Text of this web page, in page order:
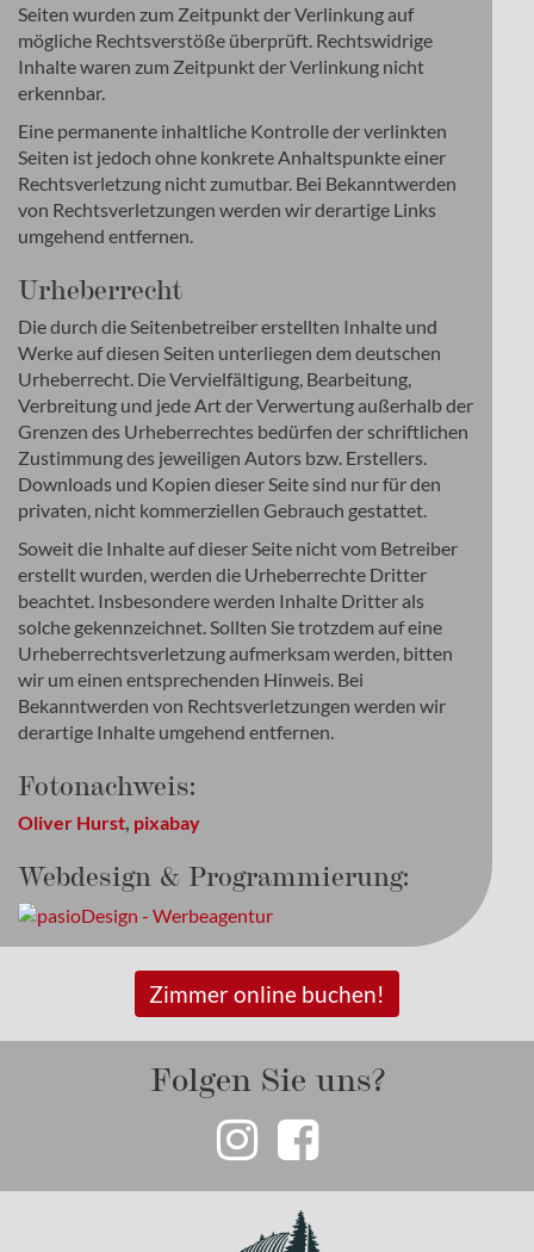
Seiten wurden zum Zeitpunkt der Verlinkung auf
mögliche Rechtsverstöße überprüft. Rechtswidrige
Inhalte waren zum Zeitpunkt der Verlinkung nicht
erkennbar.
Eine permanente inhaltliche Kontrolle der verlinkten
Seiten ist jedoch ohne konkrete Anhaltspunkte einer
Rechtsverletzung nicht zumutbar. Bei Bekanntwerden
von Rechtsverletzungen werden wir derartige Links
umgehend entfernen.
Urheberrecht
Die durch die Seitenbetreiber erstellten Inhalte und
Werke auf diesen Seiten unterliegen dem deutschen
Urheberrecht. Die Vervielfältigung, Bearbeitung,
Verbreitung und jede Art der Verwertung außerhalb der
Grenzen des Urheberrechtes bedürfen der schriftlichen
Zustimmung des jeweiligen Autors bzw. Erstellers.
Downloads und Kopien dieser Seite sind nur für den
privaten, nicht kommerziellen Gebrauch gestattet.
Soweit die Inhalte auf dieser Seite nicht vom Betreiber
erstellt wurden, werden die Urheberrechte Dritter
beachtet. Insbesondere werden Inhalte Dritter als
solche gekennzeichnet. Sollten Sie trotzdem auf eine
Urheberrechtsverletzung aufmerksam werden, bitten
wir um einen entsprechenden Hinweis. Bei
Bekanntwerden von Rechtsverletzungen werden wir
derartige Inhalte umgehend entfernen.
Fotonachweis:
Oliver Hurst pixabay
Webdesign & Programmierung:
Zimmer online buchen!
Folgen Sie uns?